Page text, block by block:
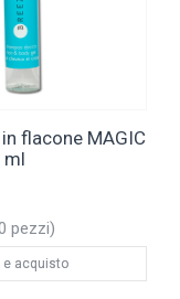
flacone MAGIC
ml
pezzi)
e acquisto